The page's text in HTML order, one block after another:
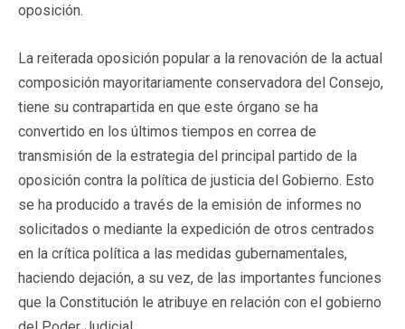
oposición.
La reiterada oposición popular a la renovación de la actual
composición mayoritariamente conservadora del Consejo,
tiene su contrapartida en que este órgano se ha
convertido en los últimos tiempos en correa de
transmisión de la estrategia del principal partido de la
oposición contra la política de justicia del Gobierno. Esto
se ha producido a través de la emisión de informes no
solicitados o mediante la expedición de otros centrados
en la crítica política a las medidas gubernamentales,
haciendo dejación, a su vez, de las importantes funciones
que la Constitución le atribuye en relación con el gobierno